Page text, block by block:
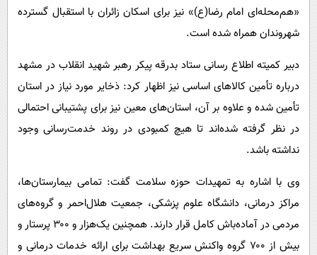
«هم‌محله‌ای امام رضا(ع)» نیز برای اسکان زائران با استقبال گسترده
شهروندان همراه شده است.
دبیر کمیته اطلاع رسانی ستاد بدرقه پیکر رهبر شهید انقلاب در مشهد
درباره تأمین کالاهای اساسی نیز اظهار کرد: ذخایر مورد نیاز در استان
تأمین شده و علاوه بر آن، استان‌های معین نیز برای پشتیبانی احتمالی
در نظر گرفته شده‌اند تا هیچ کمبودی در روند خدمت‌رسانی وجود
نداشته باشد.
وی با اشاره به تمهیدات حوزه سلامت گفت: تمامی بیمارستان‌ها،
مراکز درمانی، دانشگاه علوم پزشکی، جمعیت هلال‌احمر و گروه‌های
مردمی در آماده‌باش کامل قرار دارند. همچنین یک‌هزار و ۳۰۰ پرستار و
بیش از ۷۰۰ گروه واکنش سریع بهداشت برای ارائه خدمات درمانی و